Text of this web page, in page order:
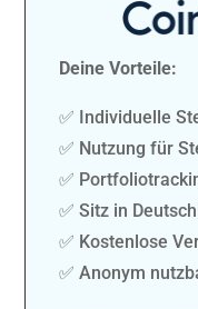
Deine Vorteile:
✅ Individuelle
✅ Nutzung für
✅
✅ Sitz in
✅ Kostenlose
✅ Anonym